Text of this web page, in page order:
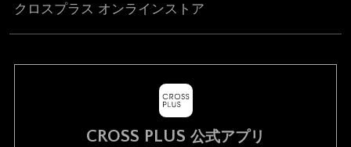
クロスプラス オンラインストア
CROSS PLUS 公式アプリ